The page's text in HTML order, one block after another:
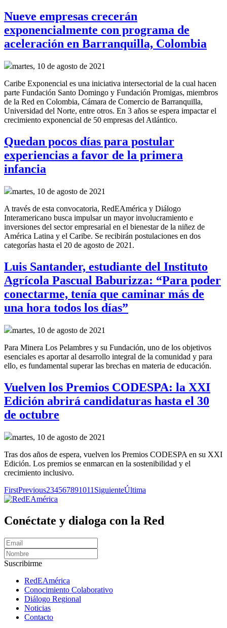
Nueve empresas crecerán
exponencialmente con programa de
aceleración en Barranquilla, Colombia
martes, 10 de agosto de 2021
Caribe Exponencial es una iniciativa intersectorial de la cual hacen
parte Fundación Santo Domingo y Fundación Promigas, miembros
de la Red en Colombia, Cámara de Comercio de Barranquilla,
Universidad del Norte, entre otros. En 3 años se espera impactar el
crecimiento exponencial de 50 empresas del Atlántico.
Quedan pocos días para postular
experiencias a favor de la primera
infancia
martes, 10 de agosto de 2021
A través de esta convocatoria, RedEAmérica y Diálogo
Interamericano busca impulsar un mayor involucramiento e
inversiones del sector empresarial en el bienestar de la niñez de
América Latina y el Caribe. Se recibirán postulaciones en dos
categorías hasta el 20 de agosto de 2021.
Luis Santander, estudiante del Instituto
Agrícola Pascual Baburizza: “Para poder
conectarme, tenía que caminar más de
una hora todos los días”
martes, 10 de agosto de 2021
Para Minera Los Pelambres y su Fundación, uno de los objetivos
esenciales es aportar al desarrollo integral de la comunidad y para
ello, es fundamental superar las brechas en materia de educación.
Vuelven los Premios CODESPA: la XXI
Edición abrirá candidaturas hasta el 30
de octubre
martes, 10 de agosto de 2021
Tras dos años de espera, vuelven los Premios CODESPA en su XXI
Edición. Los premios se enmarcan en la sostenibilidad y el
crecimiento inclusivo.
FirstPrevious234567891011 SiguienteÚltima
Conéctate y dialoga con la Red
Suscribirme
RedEAmérica
Conocimiento Colaborativo
Diálogo Regional
Noticias
Contacto